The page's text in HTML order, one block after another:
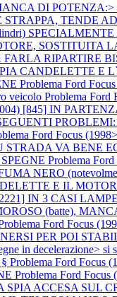
DI POTENZA:>
TENDE
SPECIALMENTE
RIPARTIRE
CANDELETTE E
Problema Ford
veicolo Problema
[845] IN
Ford Focus
STRADA VA
Problema
NERO
E IL
IN 3 CASI
(batte),
Ford Focus
PER POI
in decelerazione> si
Problema Ford
Problema Ford
ACCESA SUL